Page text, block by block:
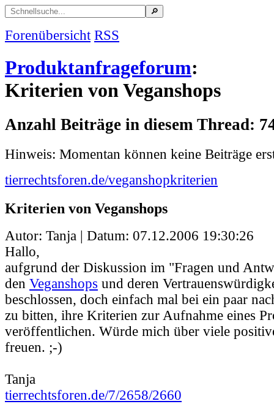
Forenübersicht RSS
Produktanfrageforum:
Kriterien von Veganshops
Anzahl Beiträge in diesem Thread:
Hinweis: Momentan können keine Beiträge
tierrechtsforen.de/veganshopkriterien
Kriterien von Veganshops
Autor: Tanja | Datum: 07.12.2006 19:30:26
Hallo,
aufgrund der Diskussion im "Fragen und
den Veganshops und deren
beschlossen, doch einfach mal bei ein paar
zu bitten, ihre Kriterien zur Aufnahme eines
veröffentlichen. Würde mich über viele
freuen. ;-)
Tanja
tierrechtsforen.de/7/2658/2660